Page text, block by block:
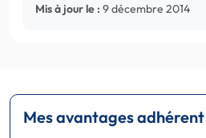
Mis à jour le : 9 décembre 2014
Mes avantages adhérent